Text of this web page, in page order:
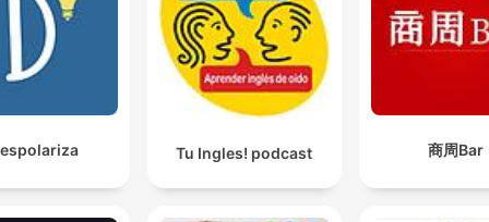
Tu Ingles! podcast 商周Bar